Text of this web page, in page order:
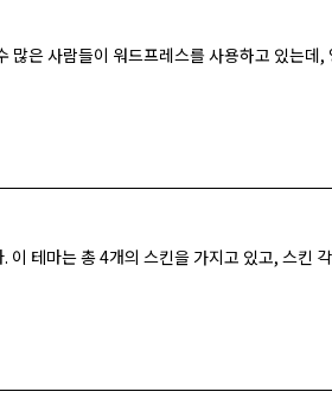
은 사람들이 워드프레스를 사용하고 있는
테마는 총 4개의 스킨을 가지고 있고, 스킨